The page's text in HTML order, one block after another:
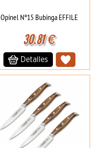
Opinel Nº15 Bubinga EFFILE
30.81€
Detalles